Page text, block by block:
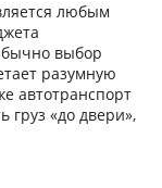
любым
выбор
разумную
автотранспорт
груз «до двери»,